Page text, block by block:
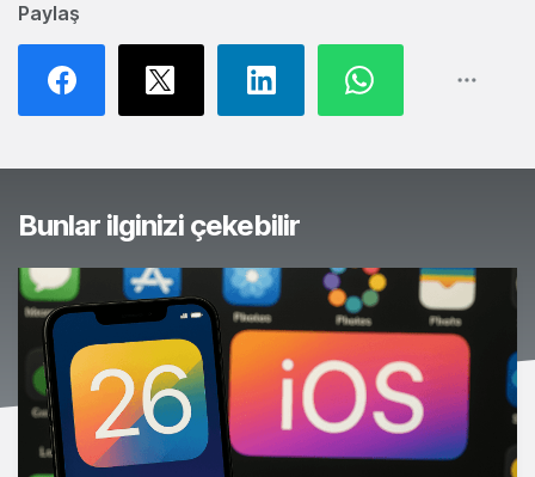
Paylaş
Bunlar ilginizi çekebilir